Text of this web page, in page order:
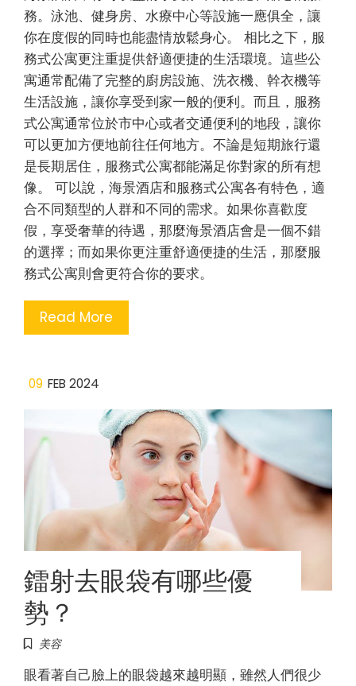
務。泳池、健身房、水療中心等設施一應俱全，讓
你在度假的同時也能盡情放鬆身心。 相比之下，服
務式公寓更注重提供舒適便捷的生活環境。這些公
寓通常配備了完整的廚房設施、洗衣機、幹衣機等
生活設施，讓你享受到家一般的便利。而且，服務
式公寓通常位於市中心或者交通便利的地段，讓你
可以更加方便地前往任何地方。不論是短期旅行還
是長期居住，服務式公寓都能滿足你對家的所有想
像。 可以說，海景酒店和服務式公寓各有特色，適
合不同類型的人群和不同的需求。如果你喜歡度
假，享受奢華的待遇，那麼海景酒店會是一個不錯
的選擇；而如果你更注重舒適便捷的生活，那麼服
務式公寓則會更符合你的要求。
Read More
09 FEB 2024
鐳射去眼袋有哪些優
勢？
美容
眼看著自己臉上的眼袋越來越明顯，雖然人們很少